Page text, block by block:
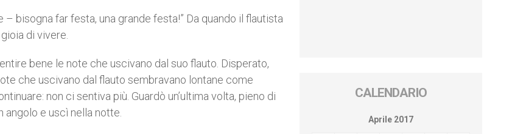
bisogna far festa, una grande festa!” Da quando il flautista
di vivere.
bene le note che uscivano dal suo flauto. Disperato,
che uscivano dal flauto sembravano lontane come
non ci sentiva più. Guardò un’ultima volta, pieno di
angolo e uscì nella notte.
CALENDARIO
Aprile 2017